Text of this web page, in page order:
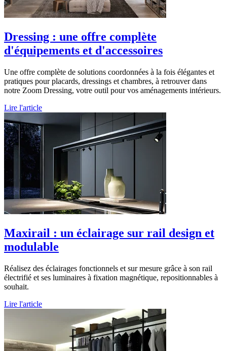
Dressing : une offre complète
d'équipements et d'accessoires
Une offre complète de solutions coordonnées à la fois élégantes et
pratiques pour placards, dressings et chambres, à retrouver dans
notre Zoom Dressing, votre outil pour vos aménagements intérieurs.
Lire l'article
Maxirail : un éclairage sur rail design et
modulable
Réalisez des éclairages fonctionnels et sur mesure grâce à son rail
électrifié et ses luminaires à fixation magnétique, repositionnables à
souhait.
Lire l'article